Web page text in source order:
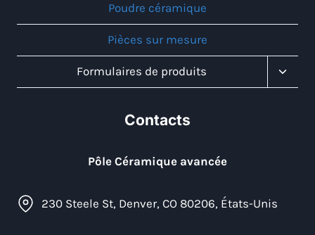
Poudre céramique
Pièces sur mesure
Formulaires de produits
Child
Contacts
Pôle Céramique avancée
230 Steele St, Denver, CO 80206, États-Unis